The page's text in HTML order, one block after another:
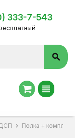
333-7-543
search
view_headline
ДСП chevron_right Полка +